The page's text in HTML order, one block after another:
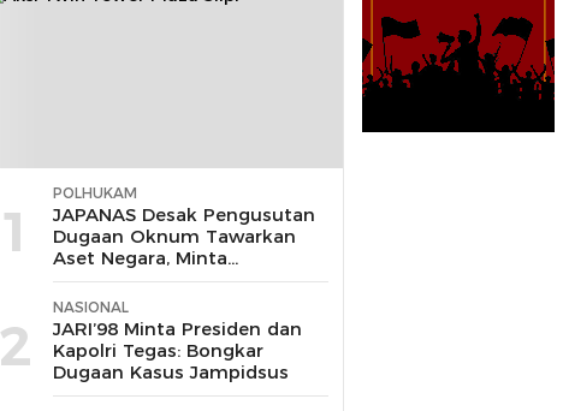
1
POLHUKAM
JAPANAS Desak Pengusutan
Dugaan Oknum Tawarkan
Aset Negara, Minta
Pemerintah Turun Tangan
2
NASIONAL
JARI’98 Minta Presiden dan
Kapolri Tegas: Bongkar
Dugaan Kasus Jampidsus